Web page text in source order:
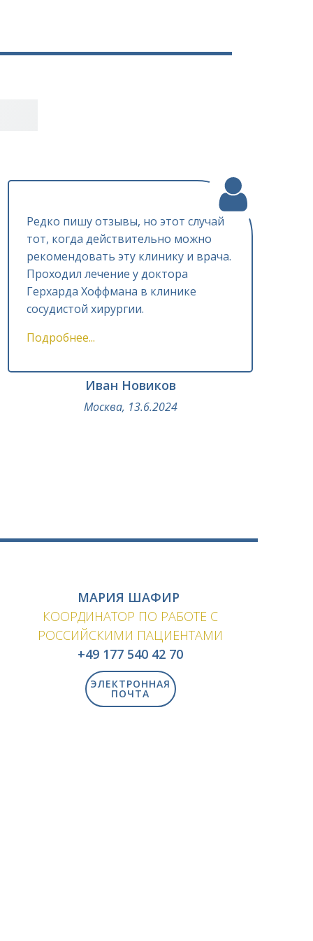
Редко пишу отзывы, но этот случай
тот, когда действительно можно
рекомендовать эту клинику и врача.
Проходил лечение у доктора
Герхарда Хоффмана в клинике
сосудистой хирургии.
Подробнее...
Иван Новиков
Москва, 13.6.2024
МАРИЯ ШАФИР
КООРДИНАТОР ПО РАБОТЕ С
РОССИЙСКИМИ ПАЦИЕНТАМИ
+49 177 540 42 70
ЭЛЕКТРОННАЯ
ПОЧТА